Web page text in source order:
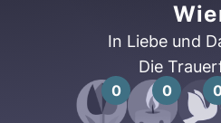
In Liebe und
Die
0 0